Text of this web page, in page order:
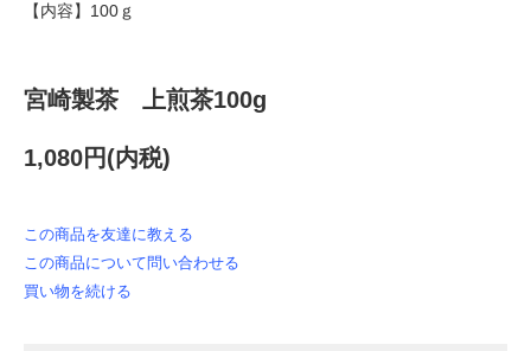
【内容】100ｇ
宮崎製茶 上煎茶100g
1,080円(内税)
この商品を友達に教える
この商品について問い合わせる
買い物を続ける